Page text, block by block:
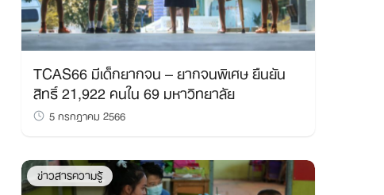
TCAS66 มีเด็กยากจน – ยากจนพิเศษ ยืนยัน
สิทธิ์ 21,922 คนใน 69 มหาวิทยาลัย
5 กรกฎาคม 2566
ข่าวสารความรู้